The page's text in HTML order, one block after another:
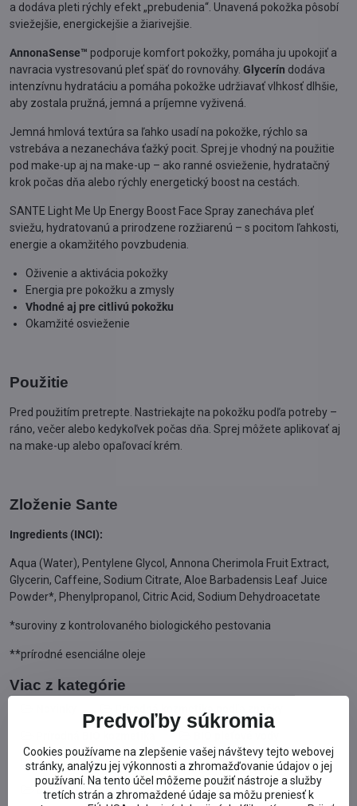
a dodáva pleti rýchly efekt „prebudenia“. Unavená pokožka pôsobí
sviežejšie, energickejšie a žiarivejšie.
AnnonaSense™ podporuje komfort pokožky, pomáha ju upokojiť a
navracia vystresovanú pleť späť do rovnováhy. Glycerín dodáva
intenzívnu hydratáciu a pomáha pokožke udržiavať vlhkosť dlhšie,
aby zostala pružná, jemná a príjemne vyživená.
Jemná hmlová textúra sa ľahko usadí na pokožke, rýchlo sa
vstrebáva a nezanecháva ťažký pocit. Sprej je vhodný na použitie
pod make-up aj na make-up – ako ranné osvieženie, hydratačný
krok počas dňa alebo rýchly energetický boost na cestách.
SANTE Light Me Up Energy Boost Face Spray zanecháva pleť
sviežu, hydratovanú a prirodzene rozžiarenú – s pocitom ľahkosti,
energie a okamžitého povzbudenia.
Oživenie a aktivácia pokožky
Energia pre pokožku a zmysly
Vhodné aj pre citlivú pokožku
Okamžité osvieženie
Použitie
Pred použitím pretrepte. Nastriekajte na pokožku podľa potreby –
ráno, večer alebo kedykoľvek počas dňa. Sprej môžete aplikovať aj
na make-up alebo opaľovací krém.
Zloženie Sante
Ingredients (INCI):
Aqua (Water), Pentylene Glycol, Annona Cherimola Fruit Extract,
Glycerin, Caffeine, Sodium Citrate, Aloe Barbadensis Leaf Juice
Powder*, Phenylpropanol, Citric Acid, Sodium Dehydroacetate
*suroviny z kontrolovaného biologického pestovania
**prírodné esenciálne oleje
Viac z kategórie
Pleťové BIO krémy Sante
BIO pre všetky typy pleti BIO pre suchú pleť
Predvoľby súkromia
Cookies používame na zlepšenie vašej návštevy tejto webovej
stránky, analýzu jej výkonnosti a zhromažďovanie údajov o jej
používaní. Na tento účel môžeme použiť nástroje a služby
tretích strán a zhromaždené údaje sa môžu preniesť k